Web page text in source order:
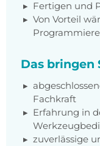
Fertigen und
Von Vorteil
Das bringen
Fachkraft
Erfahrung in
zuverlässige